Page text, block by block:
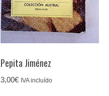
Pepita Jiménez
3,00€ IVA incluído